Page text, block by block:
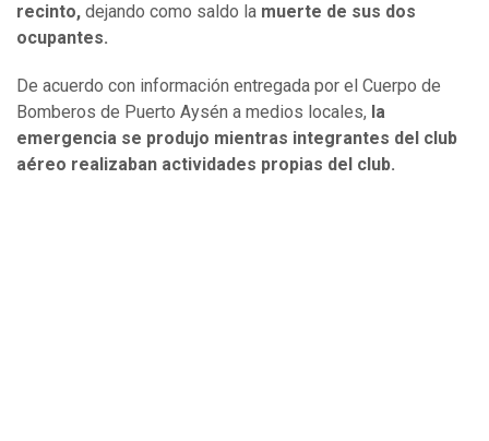
recinto, dejando como saldo la muerte de sus dos
ocupantes.
De acuerdo con información entregada por el Cuerpo de
Bomberos de Puerto Aysén a medios locales, la
emergencia se produjo mientras integrantes del club
aéreo realizaban actividades propias del club.